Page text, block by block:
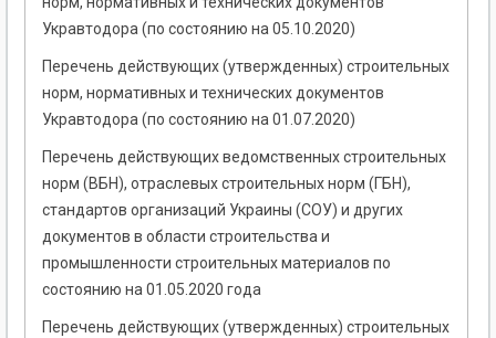
Укравтодора (по состоянию на 05.10.2020)
Перечень действующих (утвержденных) строительных
норм, нормативных и технических документов
Укравтодора (по состоянию на 01.07.2020)
Перечень действующих ведомственных строительных
норм (ВБН), отраслевых строительных норм (ГБН),
стандартов организаций Украины (СОУ) и других
документов в области строительства и
промышленности строительных материалов по
состоянию на 01.05.2020 года
Перечень действующих (утвержденных) строительных